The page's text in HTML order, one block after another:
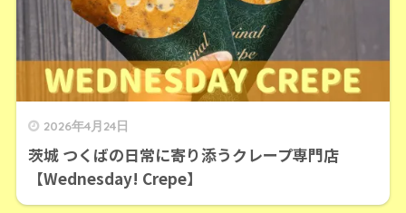
2026年4月24日
茨城 つくばの日常に寄り添うクレープ専門店
【Wednesday! Crepe】